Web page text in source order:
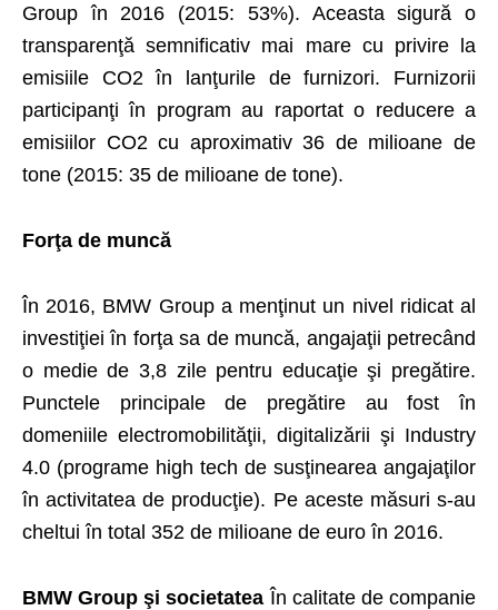
Group în 2016 (2015: 53%). Aceasta sigură o
transparenţă semnificativ mai mare cu privire la
emisiile CO2 în lanţurile de furnizori. Furnizorii
participanţi în program au raportat o reducere a
emisiilor CO2 cu aproximativ 36 de milioane de
tone (2015: 35 de milioane de tone).
Forţa de muncă
În 2016, BMW Group a menţinut un nivel ridicat al
investiţiei în forţa sa de muncă, angajaţii petrecând
o medie de 3,8 zile pentru educaţie şi pregătire.
Punctele principale de pregătire au fost în
domeniile electromobilităţii, digitalizării şi Industry
4.0 (programe high tech de susţinearea angajaţilor
în activitatea de producţie). Pe aceste măsuri s-au
cheltui în total 352 de milioane de euro în 2016.
BMW Group şi societateaÎn calitate de companie